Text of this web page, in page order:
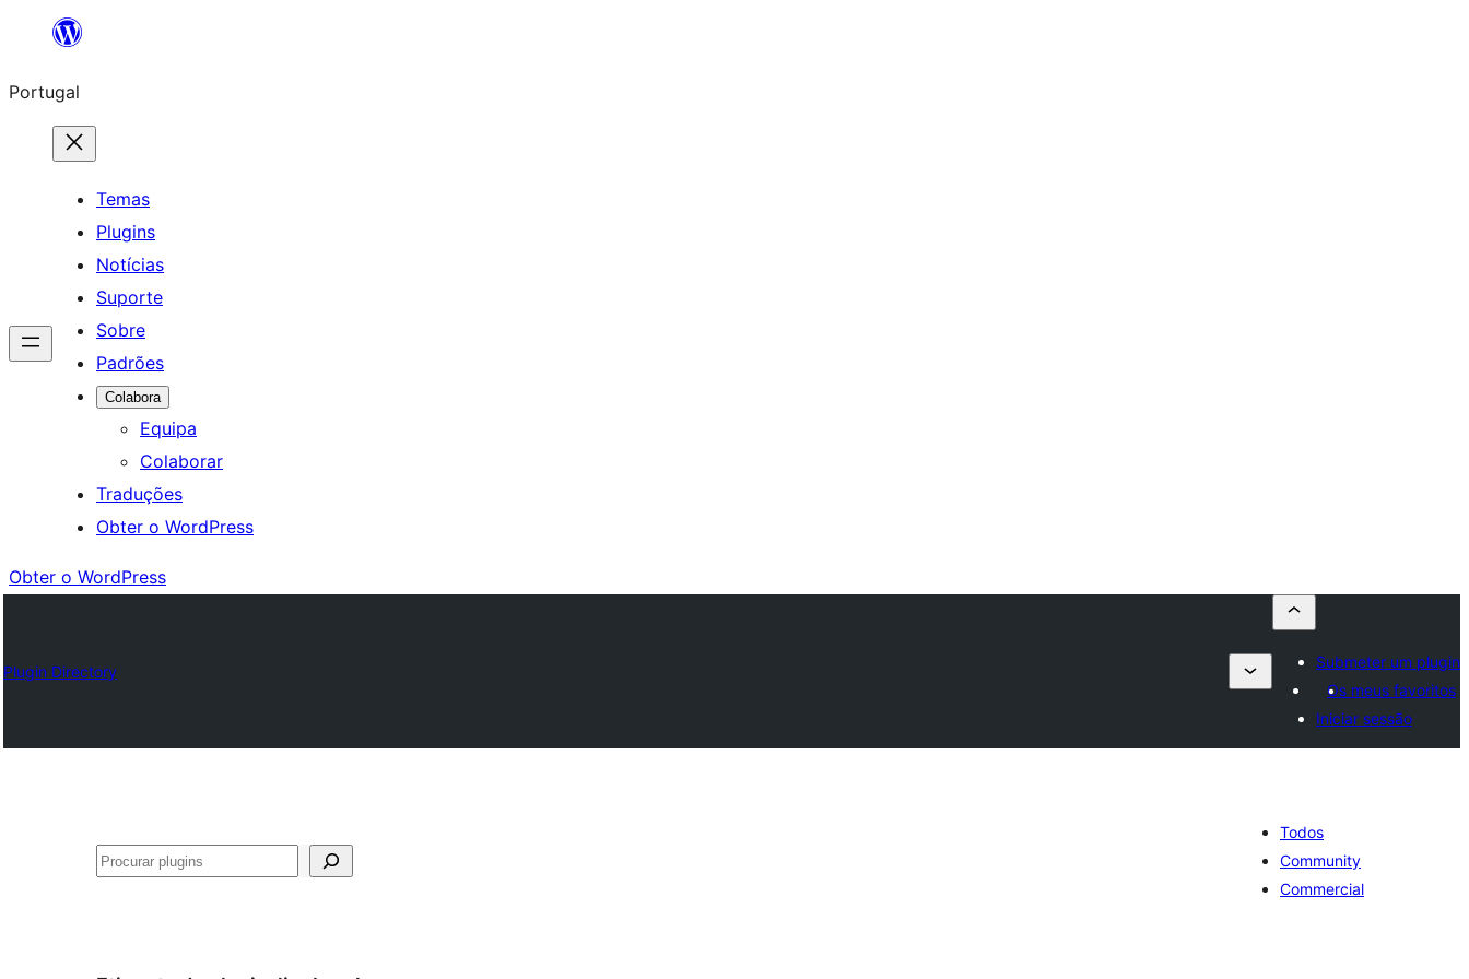
Saltar
o
conteúdo
Portugal
Temas
Plugins
Notícias
Suporte
Sobre
Padrões
Colabora
Equipa
Colaborar
Traduções
Obter o WordPress
Obter o WordPress
Plugin Directory
Submeter um plugin
Os meus favoritos
Iniciar sessão
Pesquisar
Todos
Community
Commercial